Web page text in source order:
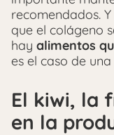
recomendados.
que el colágeno
hay alimentos
es el caso de una
El kiwi, la
en la